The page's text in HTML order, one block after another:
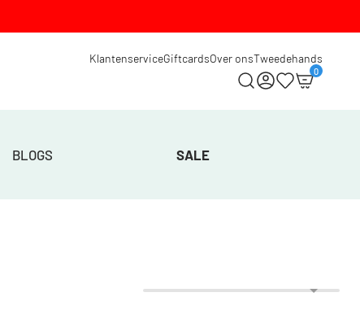
KlantenserviceGiftcardsOver onsTweedehands
0
BLOGS SALE